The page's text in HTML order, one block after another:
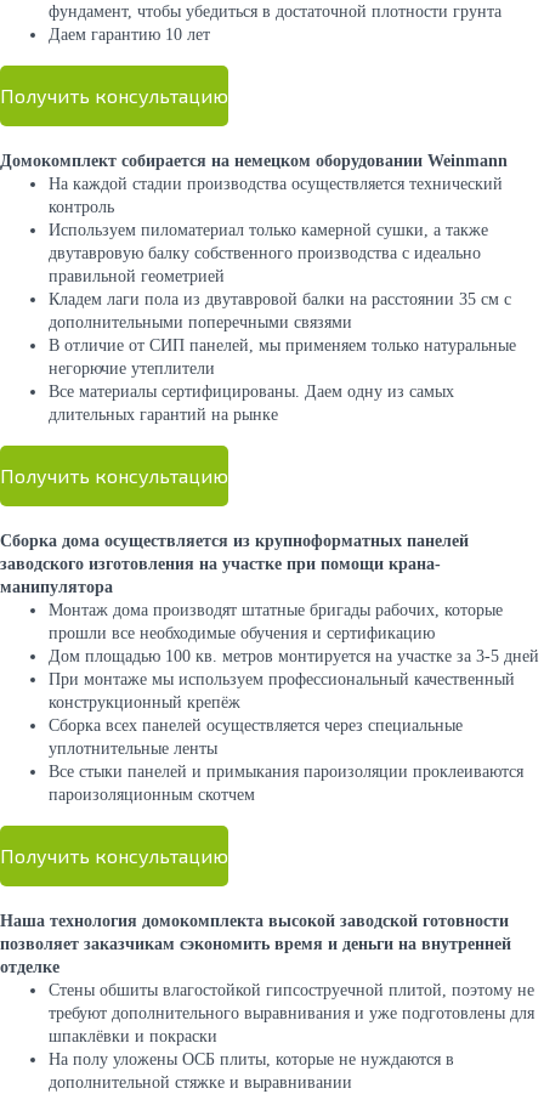
фундамент, чтобы убедиться в достаточной плотности грунта
Даем гарантию 10 лет
Получить консультацию
Домокомплект собирается на немецком оборудовании Weinmann
На каждой стадии производства осуществляется технический
контроль
Используем пиломатериал только камерной сушки, а также
двутавровую балку собственного производства с идеально
правильной геометрией
Кладем лаги пола из двутавровой балки на расстоянии 35 см с
дополнительными поперечными связями
В отличие от СИП панелей, мы применяем только натуральные
негорючие утеплители
Все материалы сертифицированы. Даем одну из самых
длительных гарантий на рынке
Получить консультацию
Сборка дома осуществляется из крупноформатных панелей
заводского изготовления на участке при помощи крана-
манипулятора
Монтаж дома производят штатные бригады рабочих, которые
прошли все необходимые обучения и сертификацию
Дом площадью 100 кв. метров монтируется на участке за 3-5 дней
При монтаже мы используем профессиональный качественный
конструкционный крепёж
Сборка всех панелей осуществляется через специальные
уплотнительные ленты
Все стыки панелей и примыкания пароизоляции проклеиваются
пароизоляционным скотчем
Получить консультацию
Наша технология домокомплекта высокой заводской готовности
позволяет заказчикам сэкономить время и деньги на внутренней
отделке
Стены обшиты влагостойкой гипсоструечной плитой, поэтому не
требуют дополнительного выравнивания и уже подготовлены для
шпаклёвки и покраски
На полу уложены ОСБ плиты, которые не нуждаются в
дополнительной стяжке и выравнивании